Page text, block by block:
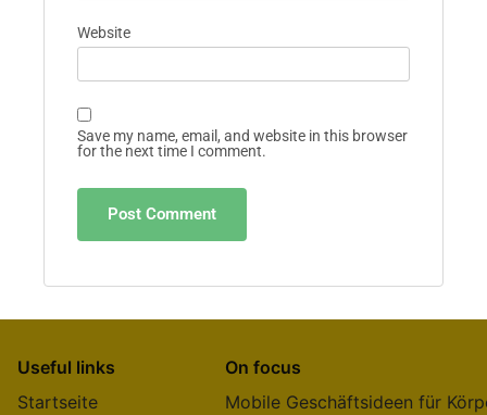
Website
Save my name, email, and website in this browser
for the next time I comment.
Useful links
Startseite
On focus
Mobile Geschäftsideen für